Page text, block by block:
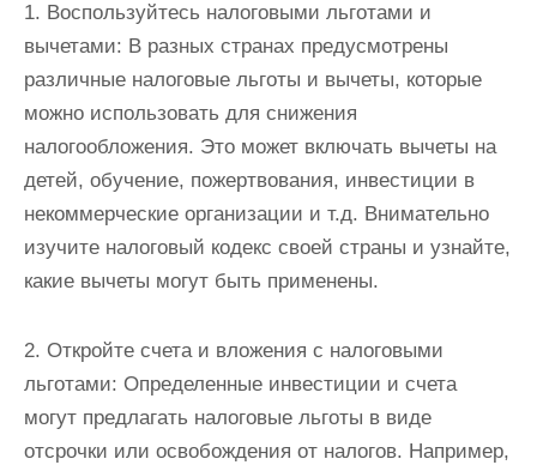
1. Воспользуйтесь налоговыми льготами и
вычетами: В разных странах предусмотрены
различные налоговые льготы и вычеты, которые
можно использовать для снижения
налогообложения. Это может включать вычеты на
детей, обучение, пожертвования, инвестиции в
некоммерческие организации и т.д. Внимательно
изучите налоговый кодекс своей страны и узнайте,
какие вычеты могут быть применены.
2. Откройте счета и вложения с налоговыми
льготами: Определенные инвестиции и счета
могут предлагать налоговые льготы в виде
отсрочки или освобождения от налогов. Например,